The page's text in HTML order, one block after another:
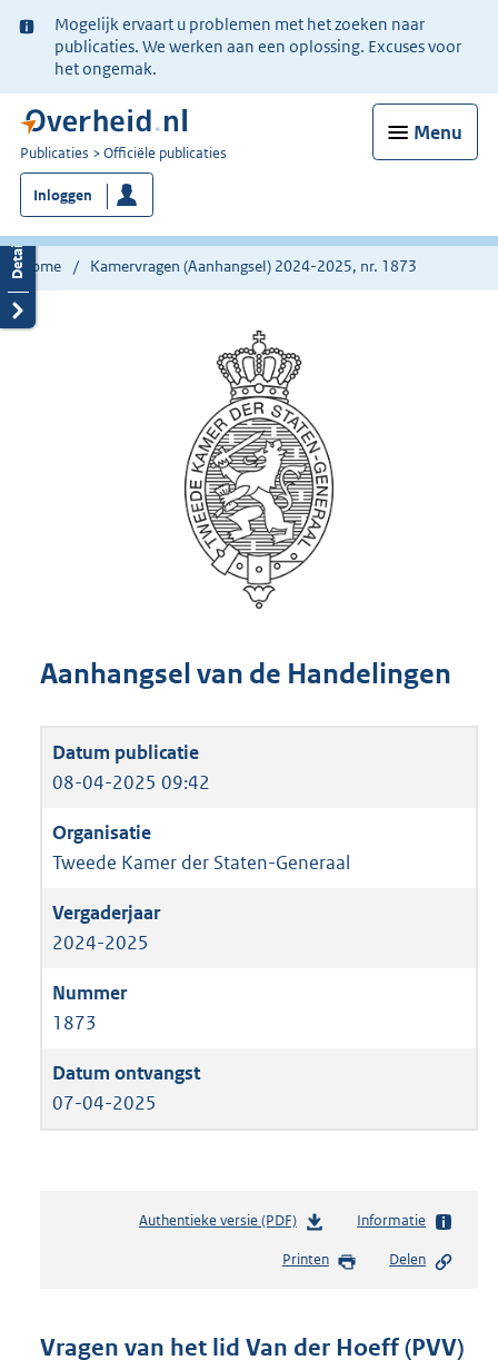
Ter
informatie:
Mogelijk ervaart u problemen met het zoeken naar
publicaties. We werken aan een oplossing. Excuses voor
het ongemak.
Menu
U
bent
nu
hier:
Publicaties Officiële publicaties
Inloggen
Home Kamervragen (Aanhangsel) 2024-2025, nr. 1873
Aanhangsel van de Handelingen
08-04-2025 09:42
Tweede Kamer der Staten-Generaal
2024-2025
1873
07-04-2025
Authentieke versie (PDF)b
s
n
Informatie
Printen Delen
Vragen van het lid Van der Hoeff (PVV)